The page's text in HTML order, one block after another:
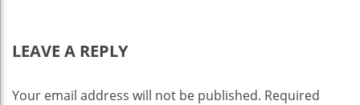
LEAVE A REPLY
Your email address will not be published. Required